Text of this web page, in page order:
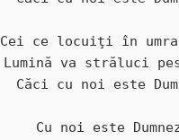
Cei ce locuiţi în
Lumină va străluci
Căci cu noi este
Cu noi este